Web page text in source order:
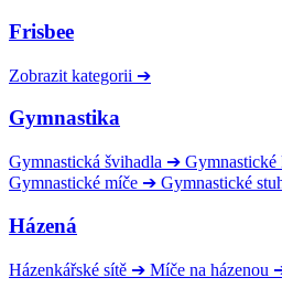
Frisbee
Zobrazit kategorii ➔
Gymnastika
Gymnastická švihadla ➔ Gymnastické
Gymnastické míče ➔ Gymnastické
Házená
Házenkářské sítě ➔ Míče na házenou